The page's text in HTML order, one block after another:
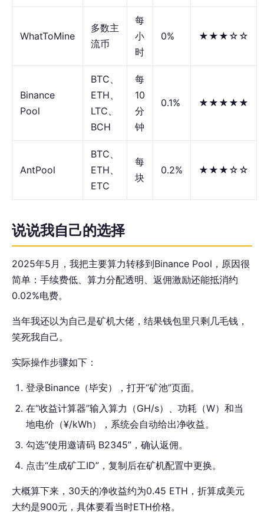
WhatToMine
多数主
流币
每
小
时
0% ★★★☆☆
Binance
Pool
BTC、
ETH、
LTC、
BCH
每
10
分
钟
0.1% ★★★★★
AntPool
BTC、
ETH、
ETC
每
块
0.2% ★★★☆☆
说说我自己的选择
2025年5月，我把主要算力转移到Binance Pool，原因很
简单：手续费低、算力分配透明、返佣激励还能抵消约
0.02%电费。
当年我还以为自己是矿机大佬，结果钱包里只剩几毛钱，
笑死我自己。
实际操作步骤如下：
登录Binance（毕安），打开“矿池”页面。
在“收益计算器”输入算力（GH/s）、功耗（W）和当
地电价（¥/kWh），系统会自动给出净收益。
勾选“使用邀请码 B2345”，确认返佣。
点击“生成矿工ID”，复制后在矿机配置中更换。
大概算下来，30天的净收益约为0.45 ETH，折算成美元
大约是900元，具体要看当时ETH价格。